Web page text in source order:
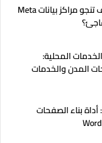
عندما تنطفئ الأنوار: كيف تنجو مراكز بيانات Meta
المحلية:
المدن والخدمات
WPBakery Page Builder: أداة بناء الصفحات